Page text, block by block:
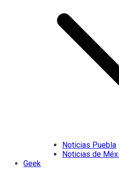
Noticias Puebla
Noticias de
Geek